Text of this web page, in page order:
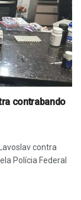
contrabando
contra
Polícia Federal